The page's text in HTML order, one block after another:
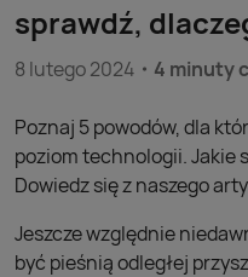
sprawdź,
8 lutego 2024 4 minuty
Poznaj 5 powodów, dla
poziom technologii. Jakie
Dowiedz się z naszego
Jeszcze względnie
być pieśnią odległej